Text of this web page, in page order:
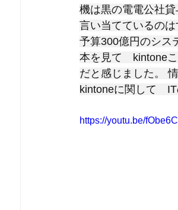
機は黒の電電公社
言い当てているの
予算300億円のシス
本を見て　kintone
だと感じました。
kintoneに関して　
https://youtu.be/